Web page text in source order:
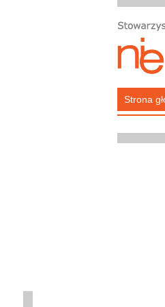
Strona